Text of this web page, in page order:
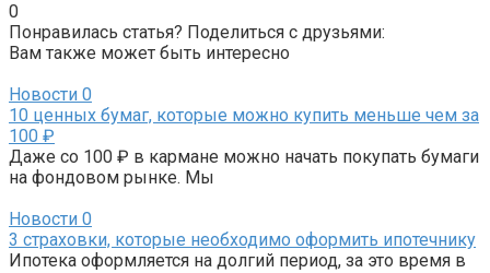
0
Понравилась статья? Поделиться с друзьями:
Вам также может быть интересно
Новости 0
10 ценных бумаг, которые можно купить меньше чем за
100 ₽
Даже со 100 ₽ в кармане можно начать покупать бумаги
на фондовом рынке. Мы
Новости 0
3 страховки, которые необходимо оформить ипотечнику
Ипотека оформляется на долгий период, за это время в